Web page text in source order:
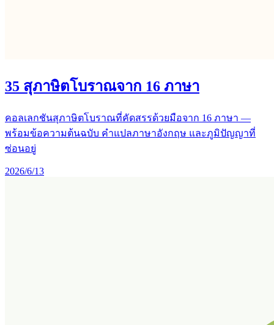
35 สุภาษิตโบราณจาก 16 ภาษา
คอลเลกชันสุภาษิตโบราณที่คัดสรรด้วยมือจาก 16 ภาษา —
พร้อมข้อความต้นฉบับ คำแปลภาษาอังกฤษ และภูมิปัญญาที่
ซ่อนอยู่
2026/6/13